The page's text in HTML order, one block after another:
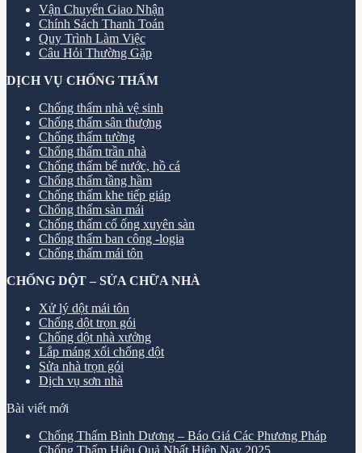
Vận Chuyển Giao Nhận
Chính Sách Thanh Toán
Quy Trình Làm Việc
Câu Hỏi Thường Gặp
DỊCH VỤ CHỐNG THẤM
Chống thấm nhà vệ sinh
Chống thấm sân thượng
Chống thấm tường
Chống thấm trần nhà
Chống thấm bể nước, hồ cá
Chống thấm tầng hầm
Chống thấm khe tiếp giáp
Chống thấm sàn mái
Chống thấm cổ ống xuyên sàn
Chống thấm ban công -logia
Chống thấm mái tôn
CHỐNG DỘT – SỬA CHỮA NHÀ
Xử lý dột mái tôn
Chống dột trọn gói
Chống dột nhà xưởng
Lắp máng xối chống dột
Sửa nhà trọn gói
Dịch vụ sơn nhà
Bài viết mới
Chống Thấm Bình Dương – Báo Giá Các Phương Pháp
Chống Thấm Hiệu Quả Nhất Hiện Nay 2025